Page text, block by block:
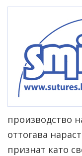
производство
оттогава
признат като